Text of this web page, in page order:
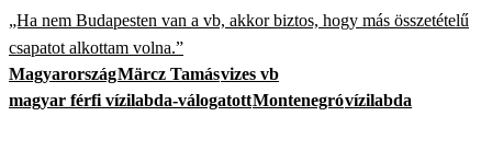
„Ha nem Budapesten van a vb, akkor biztos, hogy más összetételű
csapatot alkottam volna.”
MagyarországMärcz Tamásvizes vb
magyar férfi vízilabda-válogatottMontenegróvízilabda